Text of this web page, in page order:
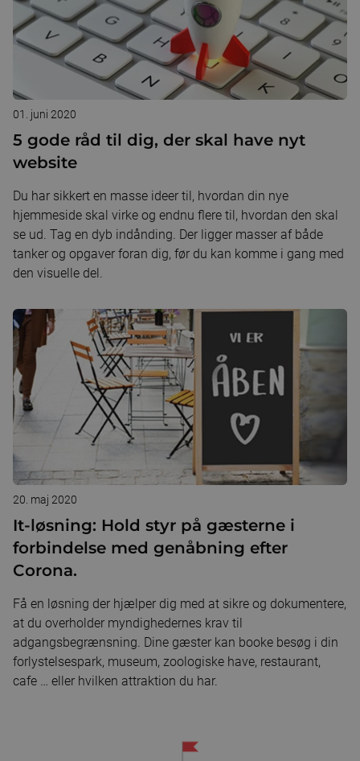
01. juni 2020
5 gode råd til dig, der skal have nyt
website
Du har sikkert en masse ideer til, hvordan din nye
hjemmeside skal virke og endnu flere til, hvordan den skal
se ud. Tag en dyb indånding. Der ligger masser af både
tanker og opgaver foran dig, før du kan komme i gang med
den visuelle del.
20. maj 2020
It-løsning: Hold styr på gæsterne i
forbindelse med genåbning efter
Corona.
Få en løsning der hjælper dig med at sikre og dokumentere,
at du overholder myndighedernes krav til
adgangsbegrænsning. Dine gæster kan booke besøg i din
forlystelsespark, museum, zoologiske have, restaurant,
cafe … eller hvilken attraktion du har.